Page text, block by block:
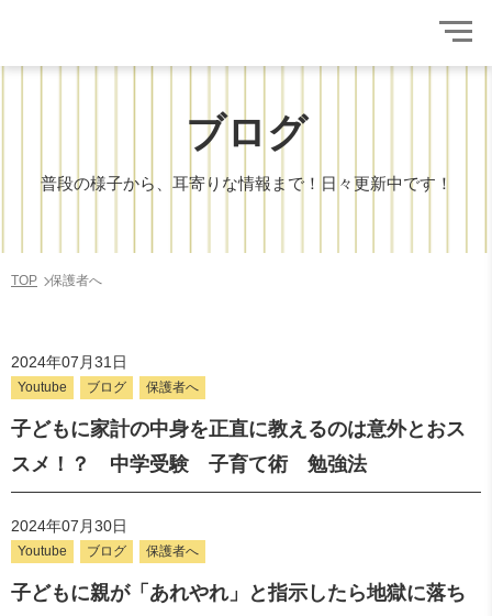
ブログ
普段の様子から、耳寄りな情報まで！日々更新中です！
TOP 保護者へ
2024年07月31日
Youtube ブログ 保護者へ
子どもに家計の中身を正直に教えるのは意外とおス
スメ！？ 中学受験 子育て術 勉強法
2024年07月30日
Youtube ブログ 保護者へ
子どもに親が「あれやれ」と指示したら地獄に落ち